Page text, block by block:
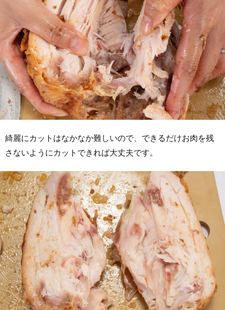
綺麗にカットはなかなか難しいので、できるだけお肉を残
さないようにカットできれば大丈夫です。